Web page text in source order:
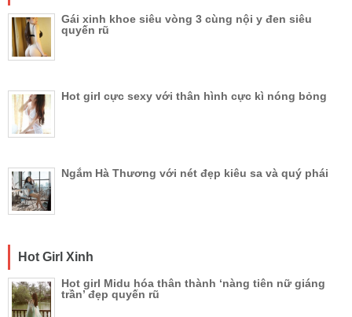
Gái xinh khoe siêu vòng 3 cùng nội y đen siêu
quyến rũ
Hot girl cực sexy với thân hình cực kì nóng bỏng
Ngắm Hà Thương với nét đẹp kiêu sa và quý phái
Hot Girl Xinh
Hot girl Midu hóa thân thành ‘nàng tiên nữ giáng
trần’ đẹp quyến rũ